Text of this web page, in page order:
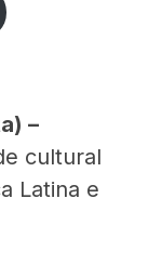
–
cultural
Latina e